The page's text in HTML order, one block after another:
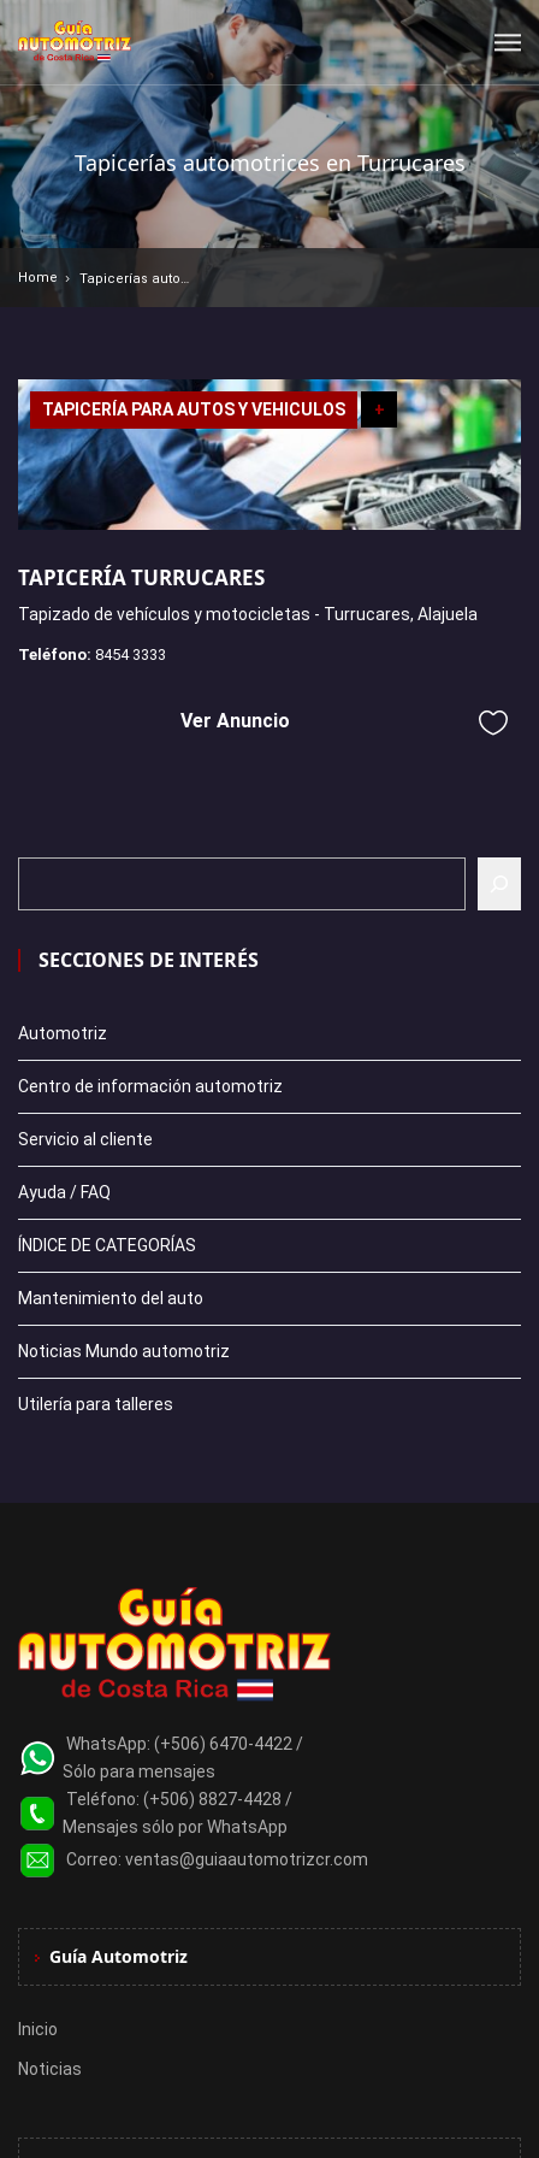
Tapicerías automotrices en Turrucares
Home
TAPICERÍA PARA AUTOS Y VEHICULOS +
TAPICERÍA TURRUCARES
Tapizado de vehículos y motocicletas - Turrucares, Alajuela
Teléfono: 8454 3333
Ver Anuncio
SECCIONES DE INTERÉS
Automotriz
Centro de información automotriz
Servicio al cliente
Ayuda / FAQ
ÍNDICE DE CATEGORÍAS
Mantenimiento del auto
Noticias Mundo automotriz
Utilería para talleres
WhatsApp: (+506) 6470-4422 /
Sólo para mensajes
Teléfono: (+506) 8827-4428 /
Mensajes sólo por WhatsApp
Correo: ventas@guiaautomotrizcr.com
Guía Automotriz
Inicio
Noticias